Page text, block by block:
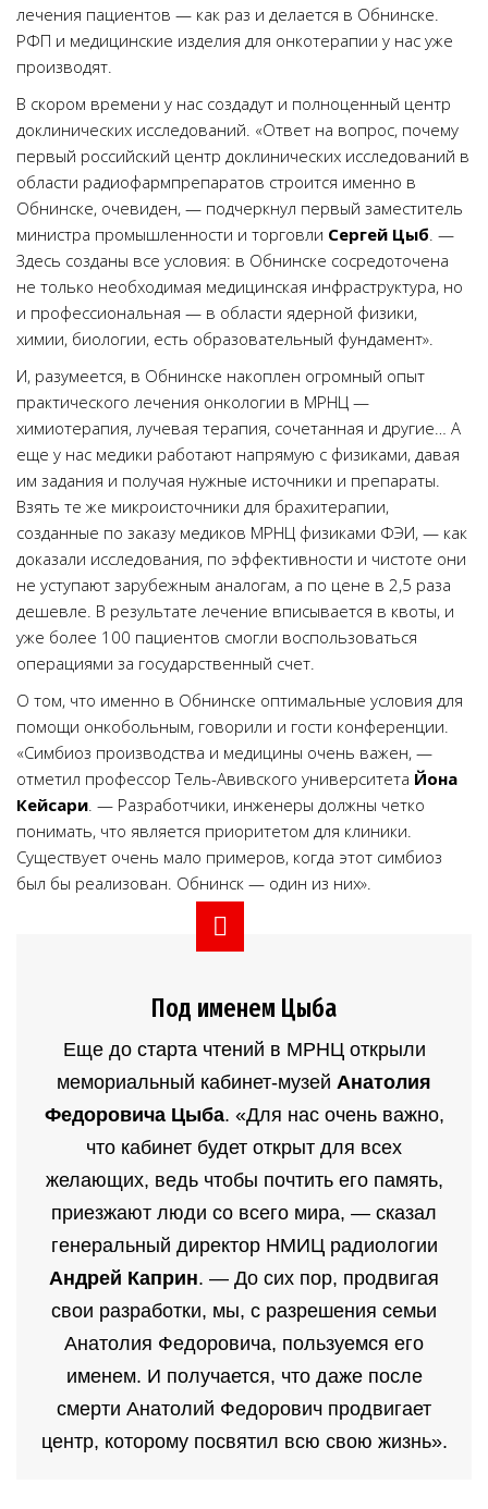
лечения пациентов — как раз и делается в Обнинске.
РФП и медицинские изделия для онкотерапии у нас уже
производят.
В скором времени у нас создадут и полноценный центр
доклинических исследований. «Ответ на вопрос, почему
первый российский центр доклинических исследований в
области радиофармпрепаратов строится именно в
Обнинске, очевиден, — подчеркнул первый заместитель
министра промышленности и торговли Сергей Цыб. —
Здесь созданы все условия: в Обнинске сосредоточена
не только необходимая медицинская инфраструктура, но
и профессиональная — в области ядерной физики,
химии, биологии, есть образовательный фундамент».
И, разумеется, в Обнинске накоплен огромный опыт
практического лечения онкологии в МРНЦ —
химиотерапия, лучевая терапия, сочетанная и другие… А
еще у нас медики работают напрямую с физиками, давая
им задания и получая нужные источники и препараты.
Взять те же микроисточники для брахитерапии,
созданные по заказу медиков МРНЦ физиками ФЭИ, — как
доказали исследования, по эффективности и чистоте они
не уступают зарубежным аналогам, а по цене в 2,5 раза
дешевле. В результате лечение вписывается в квоты, и
уже более 100 пациентов смогли воспользоваться
операциями за государственный счет.
О том, что именно в Обнинске оптимальные условия для
помощи онкобольным, говорили и гости конференции.
«Симбиоз производства и медицины очень важен, —
отметил профессор Тель-Авивского университета Йона
Кейсари. — Разработчики, инженеры должны четко
понимать, что является приоритетом для клиники.
Существует очень мало примеров, когда этот симбиоз
был бы реализован. Обнинск — один из них».
Под именем Цыба
Еще до старта чтений в МРНЦ открыли
мемориальный кабинет-музей Анатолия
Федоровича Цыба. «Для нас очень важно,
что кабинет будет открыт для всех
желающих, ведь чтобы почтить его память,
приезжают люди со всего мира, — сказал
генеральный директор НМИЦ радиологии
Андрей Каприн. — До сих пор, продвигая
свои разработки, мы, с разрешения семьи
Анатолия Федоровича, пользуемся его
именем. И получается, что даже после
смерти Анатолий Федорович продвигает
центр, которому посвятил всю свою жизнь».